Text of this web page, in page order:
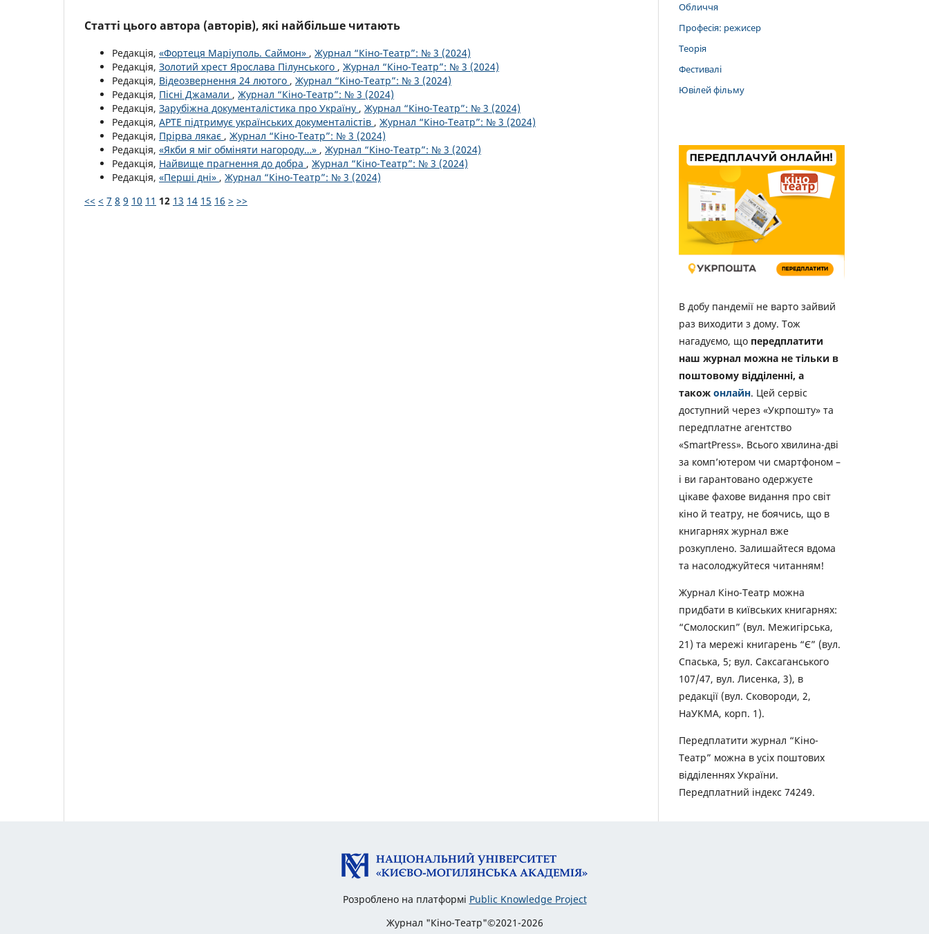
Статті цього автора (авторів), які найбільше читають
Редакція, «Фортеця Маріуполь. Саймон» , Журнал “Кіно-Театр”: № 3 (2024)
Редакція, Золотий хрест Ярослава Пілунського , Журнал “Кіно-Театр”: № 3 (2024)
Редакція, Відеозвернення 24 лютого , Журнал “Кіно-Театр”: № 3 (2024)
Редакція, Пісні Джамали , Журнал “Кіно-Театр”: № 3 (2024)
Редакція, Зарубіжна документалістика про Україну , Журнал “Кіно-Театр”: № 3 (2024)
Редакція, АРТЕ підтримує українських документалістів , Журнал “Кіно-Театр”: № 3 (2024)
Редакція, Прірва лякає , Журнал “Кіно-Театр”: № 3 (2024)
Редакція, «Якби я міг обміняти нагороду…» , Журнал “Кіно-Театр”: № 3 (2024)
Редакція, Найвище прагнення до добра , Журнал “Кіно-Театр”: № 3 (2024)
Редакція, «Перші дні» , Журнал “Кіно-Театр”: № 3 (2024)
<< < 7 8 9 10 11 12 13 14 15 16 > >>
Обличчя
Професія: режисер
Теорія
Фестивалі
Ювілей фільму
В добу пандемії не варто зайвий
раз виходити з дому. Тож
нагадуємо, що передплатити
наш журнал можна не тільки в
поштовому відділенні, а
також онлайн. Цей сервіс
доступний через «Укрпошту» та
передплатне агентство
«SmartPress». Всього хвилина-дві
за комп’ютером чи смартфоном –
і ви гарантовано одержуєте
цікаве фахове видання про світ
кіно й театру, не боячись, що в
книгарнях журнал вже
розкуплено. Залишайтеся вдома
та насолоджуйтеся читанням!
Журнал Кіно-Театр можна
придбати в київських книгарнях:
“Смолоскип” (вул. Межигірська,
21) та мережі книгарень “Є” (вул.
Спаська, 5; вул. Саксаганського
107/47, вул. Лисенка, 3), в
редакції (вул. Сковороди, 2,
НаУКМА, корп. 1).
Передплатити журнал “Кіно-
Театр” можна в усіх поштових
відділеннях України.
Передплатний індекс 74249.
Розроблено на платформі Public Knowledge Project
Журнал "Кіно-Театр"©2021-2026